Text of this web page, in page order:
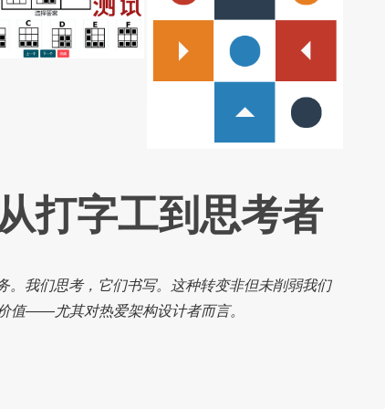
打字工到思考者
。我们思考，它们书写。这种转变非但未削弱我们
值——尤其对热爱架构设计者而言。